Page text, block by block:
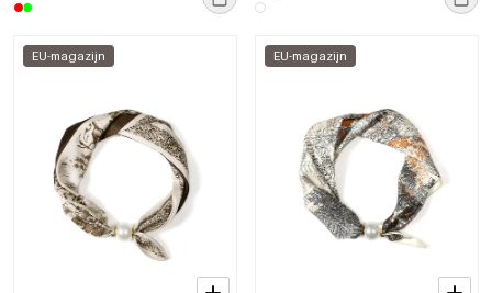
EU-magazijn EU-magazijn